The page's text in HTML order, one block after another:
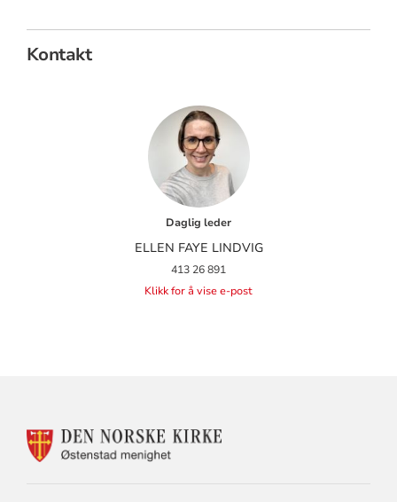
Kontakt
Daglig leder
ELLEN FAYE LINDVIG
413 26 891
Klikk for å vise e-post
KONTAKTINFORMASJON